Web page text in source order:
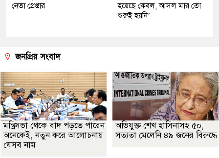
নেতা গ্রেপ্তার
হয়েছে কেবল, আসল মার তো
শুরুই হয়নি’
জনপ্রিয় সংবাদ
মন্ত্রিসভা থেকে বাদ পড়তে পারেন
অনেকেই, নতুন করে আলোচনায়
যেসব নাম
অভিযুক্ত শেখ হাসিনাসহ ৫০,
সত্যতা মেলেনি ৪৯ জনের বিরুদ্ধে